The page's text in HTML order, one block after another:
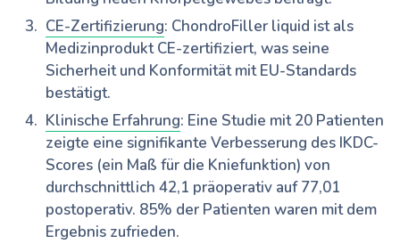
CE-Zertifizierung: ChondroFiller liquid ist als
Medizinprodukt CE-zertifiziert, was seine
Sicherheit und Konformität mit EU-Standards
bestätigt.
Klinische Erfahrung: Eine Studie mit 20 Patienten
zeigte eine signifikante Verbesserung des IKDC-
Scores (ein Maß für die Kniefunktion) von
durchschnittlich 42,1 präoperativ auf 77,01
postoperativ. 85% der Patienten waren mit dem
Ergebnis zufrieden.